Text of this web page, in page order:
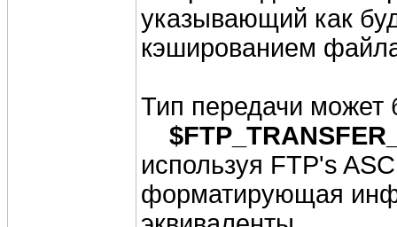
указывающий как
кэшированием
Тип передачи может
используя FTP's
форматирующая